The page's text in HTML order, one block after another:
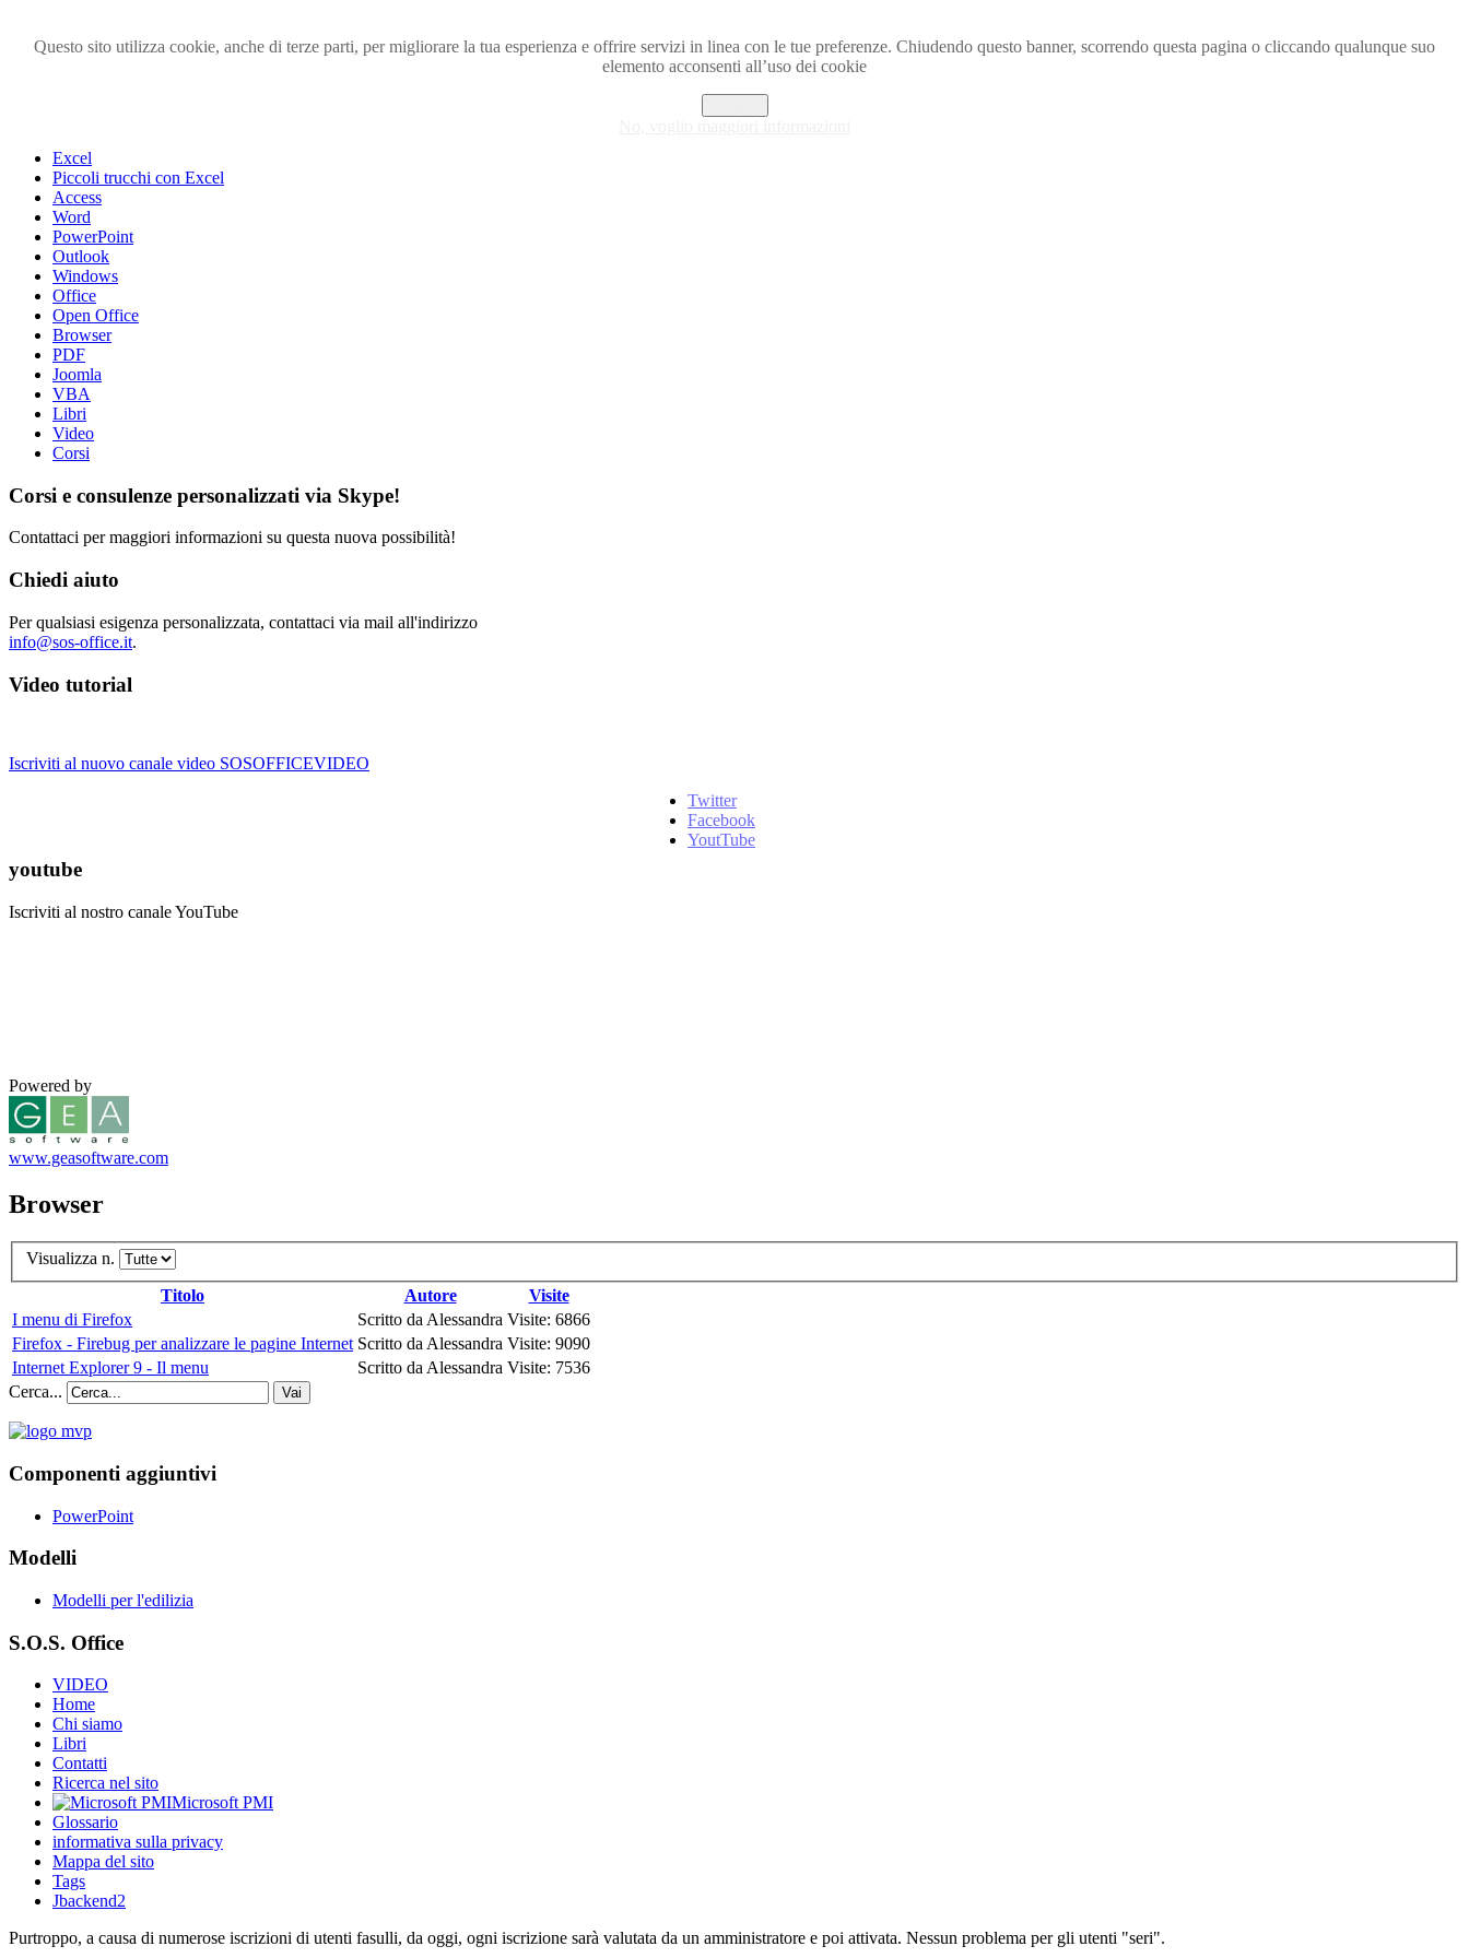
Questo sito utilizza cookie, anche di terze parti, per migliorare la tua esperienza e offrire servizi in linea con le tue preferenze. Chiudendo questo banner, scorrendo questa pagina o cliccando qualunque suo
elemento acconsenti all’uso dei cookie
Excel
Piccoli trucchi con Excel
Access
Word
PowerPoint
Outlook
Windows
Office
Open Office
Browser
PDF
Joomla
VBA
Libri
Video
Corsi
Corsi e consulenze personalizzati via Skype!
Contattaci per maggiori informazioni su questa nuova possibilità!
Chiedi aiuto
Per qualsiasi esigenza personalizzata, contattaci via mail all'indirizzo
info@sos-office.it.
Video tutorial
Iscriviti al nuovo canale video SOSOFFICEVIDEO
Twitter
Facebook
YoutTube
youtube
Iscriviti al nostro canale YouTube
Powered by
www.geasoftware.com
Browser
Visualizza n.
Titolo
Autore
Visite
I menu di Firefox
Scritto da Alessandra Visite: 6866
Firefox - Firebug per analizzare le pagine Internet Scritto da Alessandra Visite: 9090
Internet Explorer 9 - Il menu
Scritto da Alessandra Visite: 7536
Cerca...
Vai
Componenti aggiuntivi
PowerPoint
Modelli
Modelli per l'edilizia
S.O.S. Office
VIDEO
Home
Chi siamo
Libri
Contatti
Ricerca nel sito
Microsoft PMI
Glossario
informativa sulla privacy
Mappa del sito
Tags
Jbackend2
Purtroppo, a causa di numerose iscrizioni di utenti fasulli, da oggi, ogni iscrizione sarà valutata da un amministratore e poi attivata. Nessun problema per gli utenti "seri".